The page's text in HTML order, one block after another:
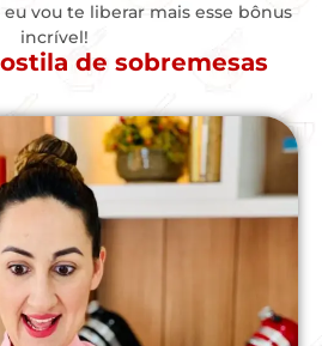
vou te liberar mais esse bônus
incrível!
de sobremesas